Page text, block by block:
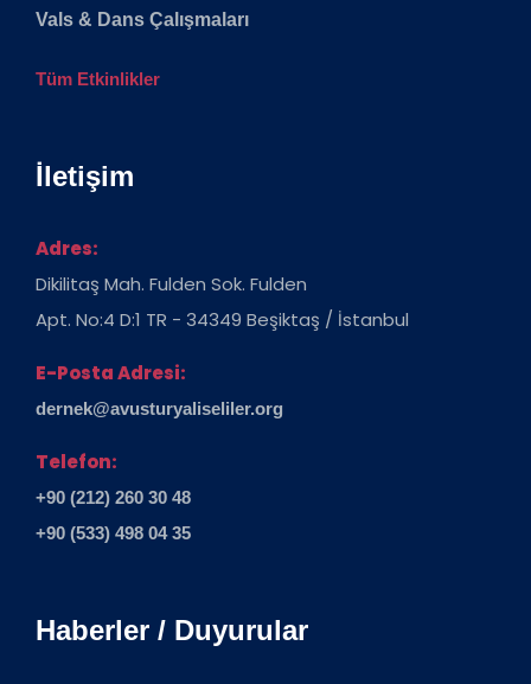
Vals & Dans Çalışmaları
Tüm Etkinlikler
İletişim
Adres:
Dikilitaş Mah. Fulden Sok. Fulden
Apt. No:4 D:1 TR - 34349 Beşiktaş / İstanbul
E-Posta Adresi:
dernek@avusturyaliseliler.org
Telefon:
+90 (212) 260 30 48
+90 (533) 498 04 35
Haberler / Duyurular